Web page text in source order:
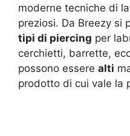
moderne tecniche di
preziosi. Da Breezy si
tipi di piercing per
cerchietti, barrette,
possono essere alti
prodotto di cui vale la